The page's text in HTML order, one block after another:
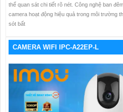
thể quan sát chi tiết rõ nét. Công nghệ ban
camera hoạt động hiệu quả trong môi trường
sót bất
CAMERA WIFI IPC-A22EP-L